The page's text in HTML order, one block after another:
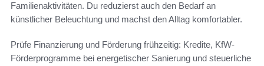
Familienaktivitäten. Du reduzierst auch den Bedarf an
künstlicher Beleuchtung und machst den Alltag komfortabler.
Prüfe Finanzierung und Förderung frühzeitig: Kredite, KfW-
Förderprogramme bei energetischer Sanierung und steuerliche